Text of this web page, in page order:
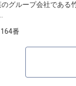
グループ会社である
番